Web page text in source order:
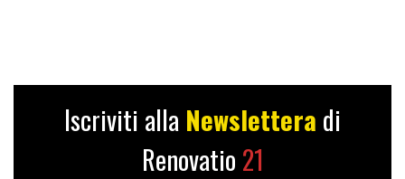
Iscriviti alla Newslettera di
Renovatio 21